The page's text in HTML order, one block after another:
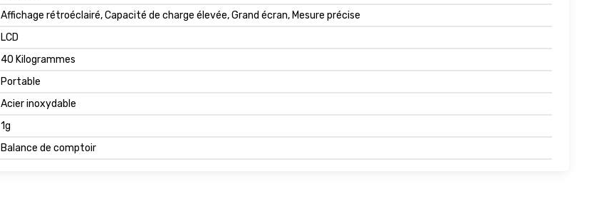
Affichage rétroéclairé, Capacité de charge élevée, Grand écran, Mesure précise
LCD
40 Kilogrammes
Portable
Acier inoxydable
1g
Balance de comptoir